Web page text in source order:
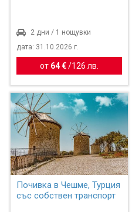
2 дни / 1 нощувки
дата: 31.10.2026 г.
от 64 € / 126 лв.
Почивка в Чешме, Турция
със собствен транспорт